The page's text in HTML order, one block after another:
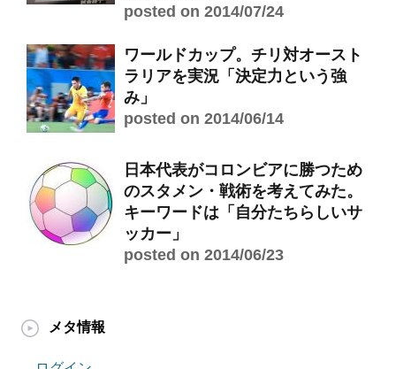
posted on 2014/07/24
ワールドカップ。チリ対オースト
ラリアを実況「決定力という強
み」
posted on 2014/06/14
日本代表がコロンビアに勝つため
のスタメン・戦術を考えてみた。
キーワードは「自分たちらしいサ
ッカー」
posted on 2014/06/23
メタ情報